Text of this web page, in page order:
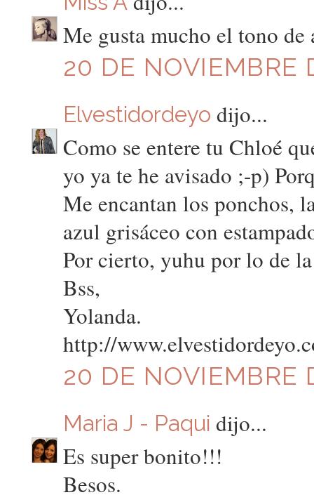
Me gusta mucho el tono de
20 DE NOVIEMBRE
Elvestidordeyo dijo...
Como se entere tu Chloé
yo ya te he avisado ;-p)
Me encantan los ponchos,
azul grisáceo con
Por cierto, yuhu por lo de
Bss,
Yolanda.
http://
20 DE NOVIEMBRE
Maria J - Paqui dijo...
Es super bonito!!!
Besos.